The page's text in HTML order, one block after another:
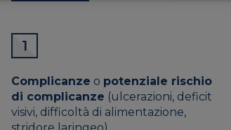
1
Complicanze o potenziale rischio
di complicanze (ulcerazioni, deficit
visivi, difficoltà di alimentazione,